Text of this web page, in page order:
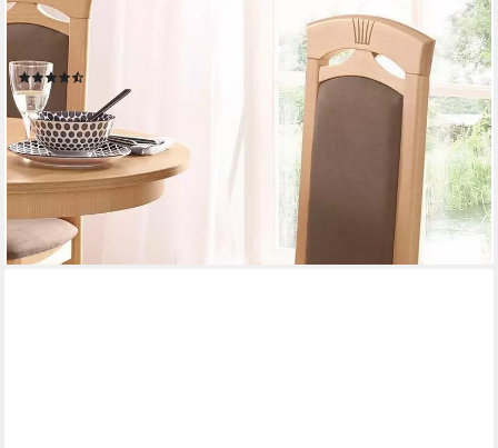
HOME AFFAIRE
Esszimmerstuhl Anthony (Set, 2 St), Holzstuhl mit dekorativen
Fräsungen
139,99 € UVP170,00 €
(70,00 €/ 1 Stk)
-18%
lieferbar - in 2-3 Werktagen bei dir